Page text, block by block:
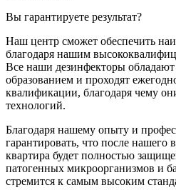
Вы гарантируете результат?
Наш центр сможет обеспечить
благодаря нашим
Все наши дезинфекторы
образованием и проходят
квалификации, благодаря чему
технологий.
Благодаря нашему опыту и
гарантировать, что после нашего
квартира будет полностью
патогенных микроорганизмов и
стремится к самым высоким